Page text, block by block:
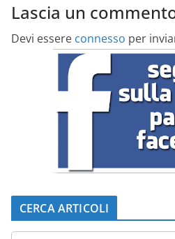
Lascia un
Devi essere connesso per
CERCA ARTICOLI